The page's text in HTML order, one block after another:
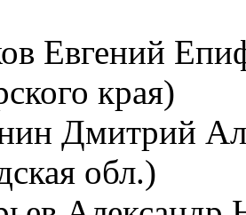
Евгений
края)
Дмитрий
обл.)